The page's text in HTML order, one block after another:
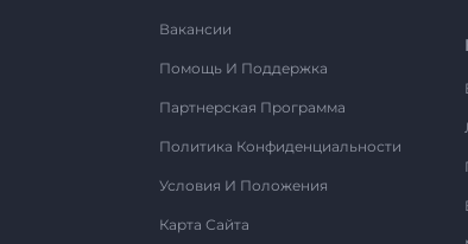
Вакансии
Помощь И Поддержка
Партнерская Программа
Политика Конфиденциальности
Условия И Положения
Карта Сайта